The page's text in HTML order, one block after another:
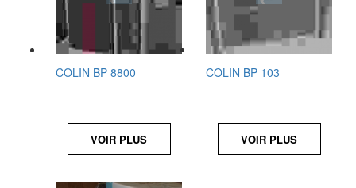
COLIN BP 8800
VOIR PLUS
COLIN BP 103
VOIR PLUS